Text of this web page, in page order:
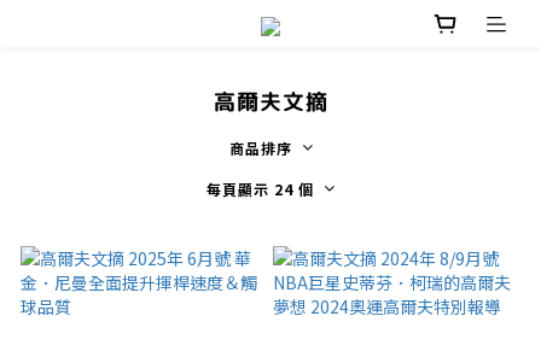
高爾夫文摘
商品排序
每頁顯示 24 個